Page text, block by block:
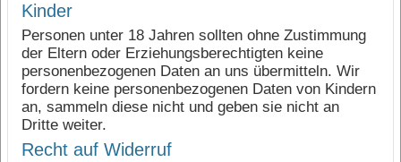
Kinder
Personen unter 18 Jahren sollten ohne Zustimmung
der Eltern oder Erziehungsberechtigten keine
personenbezogenen Daten an uns übermitteln. Wir
fordern keine personenbezogenen Daten von Kindern
an, sammeln diese nicht und geben sie nicht an
Dritte weiter.
Recht auf Widerruf